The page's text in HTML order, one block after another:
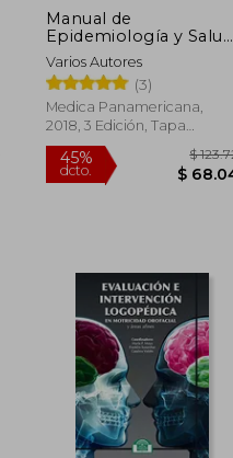
$ 66.90
$ 36.79
Manual de
Epidemiología y Salud
Pública Para Grados
en Ciencias de la Salud
Varios Autores
(3)
Medica Panamericana,
2018, 3 Edición, Tapa
Blanda, Nuevo
45%
dcto.